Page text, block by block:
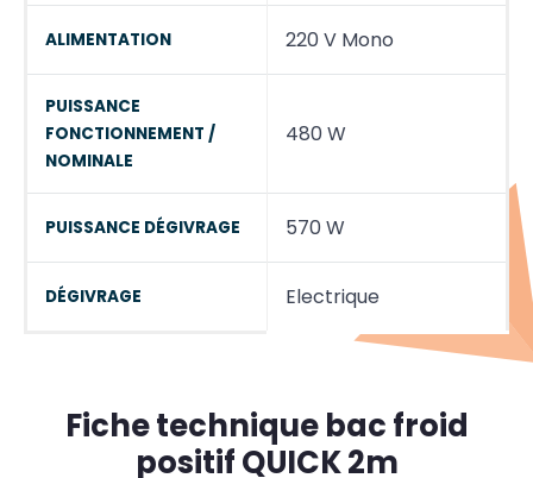
ALIMENTATION 220 V Mono
PUISSANCE
FONCTIONNEMENT /
NOMINALE
480 W
PUISSANCE DÉGIVRAGE 570 W
DÉGIVRAGE Electrique
Fiche technique bac froid
positif QUICK 2m